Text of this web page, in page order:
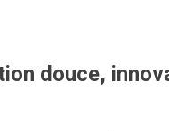
douce,